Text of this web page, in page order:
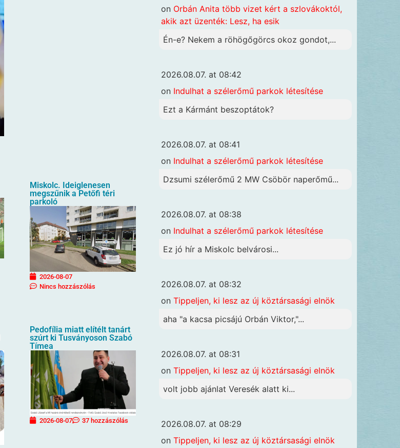
Miskolc. Ideiglenesen
megszűnik a Petőfi téri
parkoló
2026-08-07
Nincs hozzászólás
Pedofília miatt elítélt tanárt
szúrt ki Tusványoson Szabó
Tímea
2026-08-07 37 hozzászólás
on Orbán Anita több vizet kért a szlovákoktól,
akik azt üzenték: Lesz, ha esik
Én-e? Nekem a röhögőgörcs okoz gondot,...
2026.08.07. at 08:42
on Indulhat a szélerőmű parkok létesítése
Ezt a Kármánt beszoptátok?
2026.08.07. at 08:41
on Indulhat a szélerőmű parkok létesítése
Dzsumi szélerőmű 2 MW Csöbör naperőmű...
2026.08.07. at 08:38
on Indulhat a szélerőmű parkok létesítése
Ez jó hír a Miskolc belvárosi...
2026.08.07. at 08:32
on Tippeljen, ki lesz az új köztársasági elnök
aha "a kacsa picsájú Orbán Viktor,"...
2026.08.07. at 08:31
on Tippeljen, ki lesz az új köztársasági elnök
volt jobb ajánlat Veresék alatt ki...
2026.08.07. at 08:29
on Tippeljen, ki lesz az új köztársasági elnök